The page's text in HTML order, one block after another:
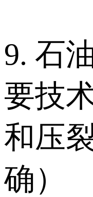
9. 石
要技
和压
确）